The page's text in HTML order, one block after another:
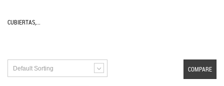
CUBIERTAS,...
Default Sorting COMPARE